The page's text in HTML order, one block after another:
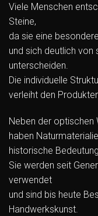
Viele Menschen
Steine,
da sie eine
und sich deutlich von
unterscheiden.
Die individuelle
verleiht den
Neben der optischen
haben
historische
Sie werden seit
verwendet
und sind bis heute
Handwerkskunst.